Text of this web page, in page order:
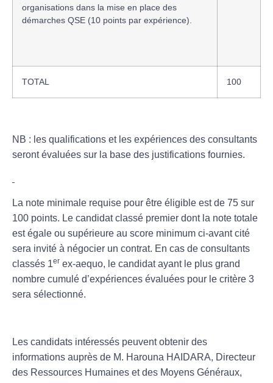
organisations dans la mise en place des
démarches QSE (10 points par expérience).
TOTAL 100
NB : les qualifications et les expériences des consultants
seront évaluées sur la base des justifications fournies.
La note minimale requise pour être éligible est de 75 sur
100 points. Le candidat classé premier dont la note totale
est égale ou supérieure au score minimum ci-avant cité
sera invité à négocier un contrat. En cas de consultants
classés 1er ex-aequo, le candidat ayant le plus grand
nombre cumulé d’expériences évaluées pour le critère 3
sera sélectionné.
Les candidats intéressés peuvent obtenir des
informations auprès de M. Harouna HAIDARA, Directeur
des Ressources Humaines et des Moyens Généraux,